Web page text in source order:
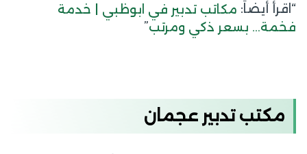
“اقرأ أيضاً: مكاتب تدبير في ابوظبي | خدمة
فخمة… بسعر ذكي ومرتب”
مكتب تدبير عجمان